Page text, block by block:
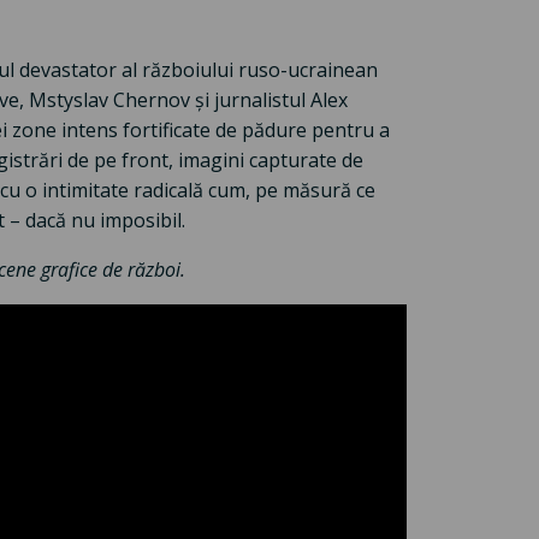
devastator al războiului ruso-ucrainean
Mstyslav Chernov și jurnalistul Alex
zone intens fortificate de pădure pentru a
de pe front, imagini capturate de
o intimitate radicală cum, pe măsură ce
dacă nu imposibil.
grafice de război.